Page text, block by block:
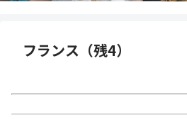
フランス（残4）